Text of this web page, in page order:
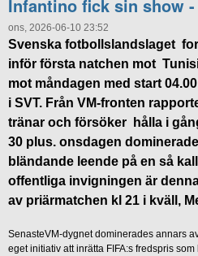
Infantino fick sin show
ons, 2026-06-10 23:52
Svenska fotbollslandslaget
inför första natchen mot
mot måndagen med start
i SVT. Från VM-fronten
tränar och försöker hålla i
30 plus. onsdagen
bländande leende på en så
offentliga invigningen är
av priärmatchen kl 21 i kväll,
SenasteVM-dygnet dominerades annars
eget initiativ att inrätta FIFA:s fredspris